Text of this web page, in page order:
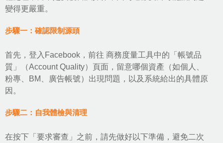
變得更嚴重。
步驟一：確認限制源頭
首先，登入Facebook，前往 商務度量工具中的「帳號品
質」（Account Quality）頁面，留意哪個資產（如個人、
粉專、BM、廣告帳號）出現問題，以及系統給出的具體原
因。
步驟二：自我體檢與清理
在按下「要求審查」之前，請先做好以下準備，避免二次